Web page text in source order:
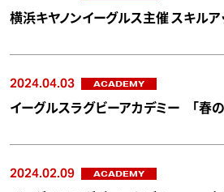
横浜キヤノンイーグルス主催 スキル
2024.04.03 ACADEMY
イーグルスラグビーアカデミー 「春
2024.02.09 ACADEMY